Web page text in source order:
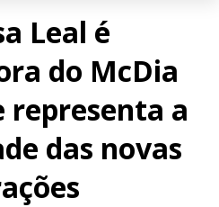
Leal é
do McDia
representa a
das novas